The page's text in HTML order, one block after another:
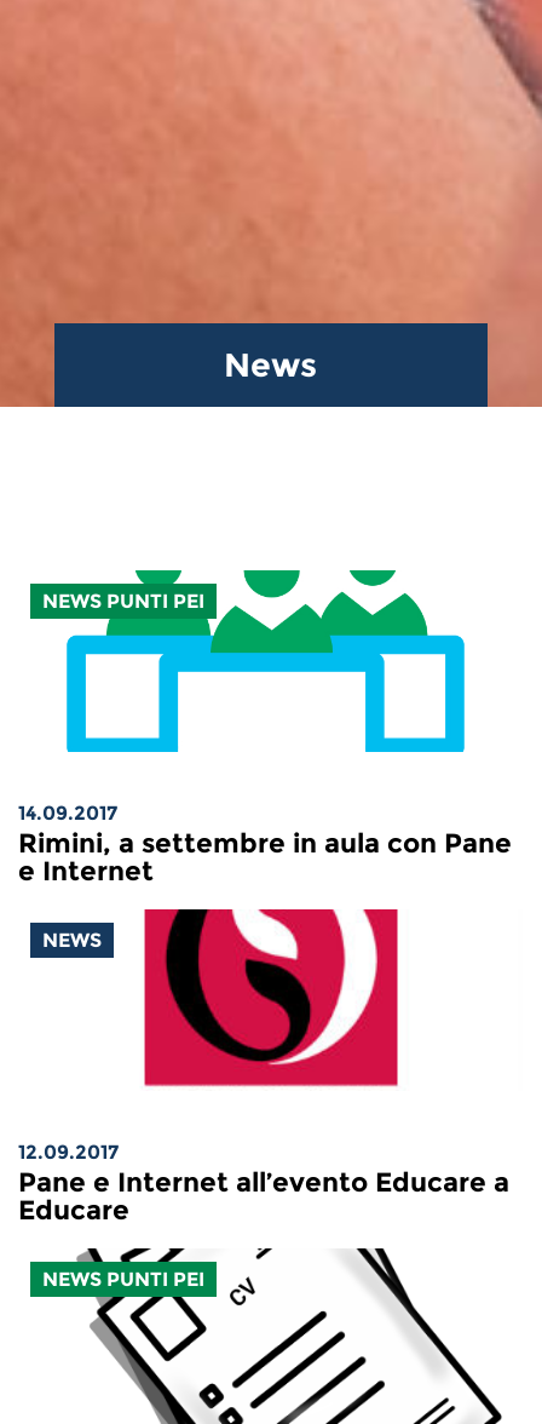
News
NEWS PUNTI PEI
14.09.2017
Rimini, a settembre in aula con Pane
e Internet
NEWS
12.09.2017
Pane e Internet all’evento Educare a
Educare
NEWS PUNTI PEI